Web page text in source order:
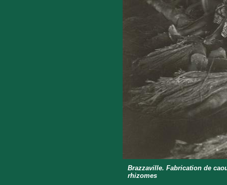
Brazzaville. Fabrication de
rhizomes